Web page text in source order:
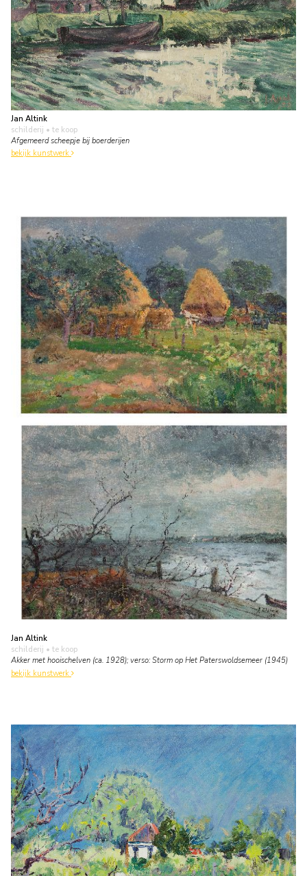
Jan Altink
schilderij • te koop
Afgemeerd scheepje bij boerderijen
bekijk kunstwerk
Jan Altink
schilderij • te koop
Akker met hooischelven (ca. 1928); verso: Storm op Het Paterswoldsemeer (1945)
bekijk kunstwerk